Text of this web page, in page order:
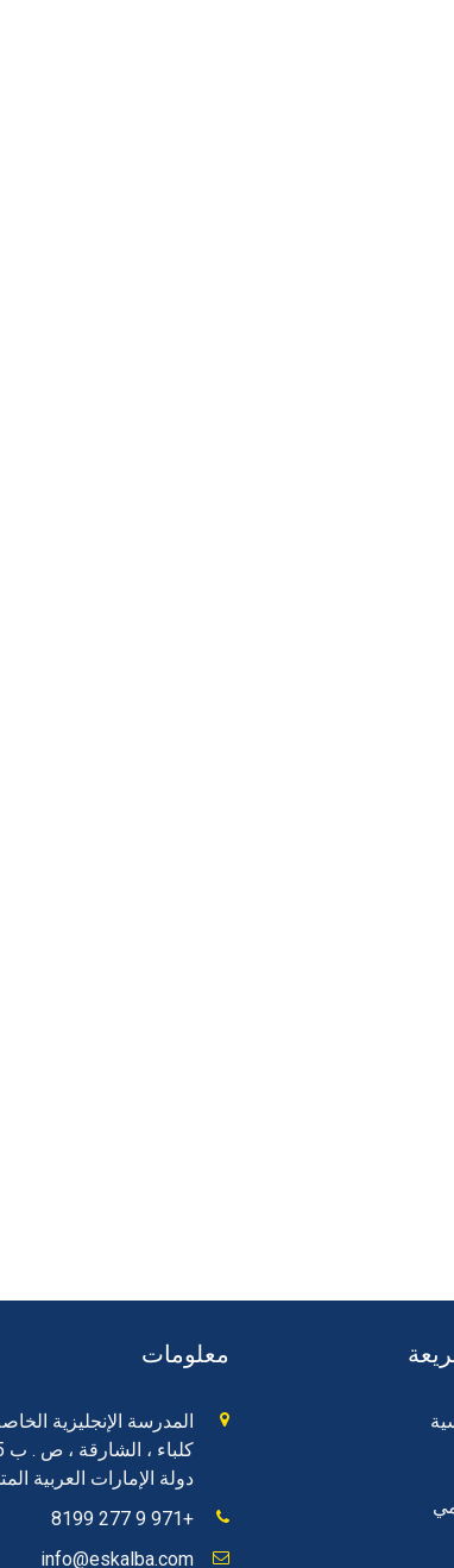
معلومات
المدرسة الإنجليزية
كلباء ، الشارقة ، ص . ب 17555
دولة الإمارات العربية
+971 9 277 8199
info@eskalba.com